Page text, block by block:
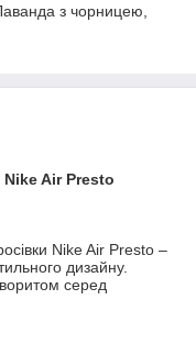
з чорницею,
Nike Air Presto
Nike Air Presto –
дизайну.
серед